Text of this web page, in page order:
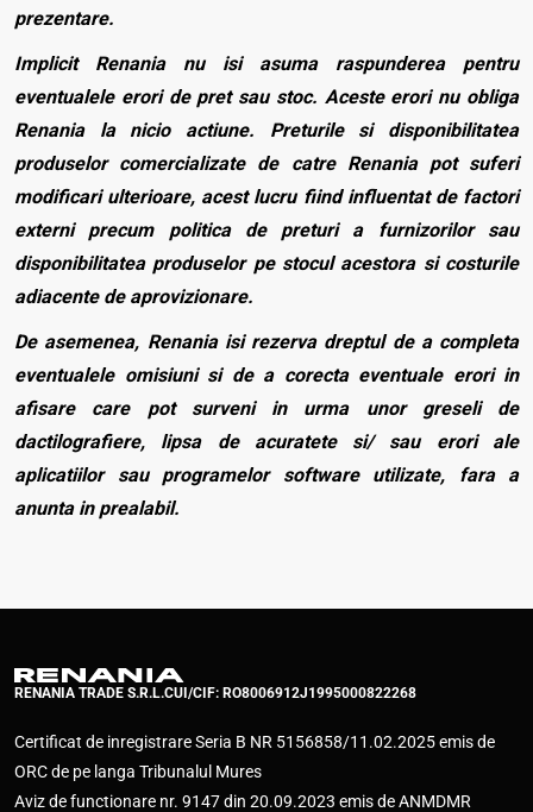
prezentare.
Implicit Renania nu isi asuma raspunderea pentru
eventualele erori de pret sau stoc. Aceste erori nu obliga
Renania la nicio actiune. Preturile si disponibilitatea
produselor comercializate de catre Renania pot suferi
modificari ulterioare, acest lucru fiind influentat de factori
externi precum politica de preturi a furnizorilor sau
disponibilitatea produselor pe stocul acestora si costurile
adiacente de aprovizionare.
De asemenea, Renania isi rezerva dreptul de a completa
eventualele omisiuni si de a corecta eventuale erori in
afisare care pot surveni in urma unor greseli de
dactilografiere, lipsa de acuratete si/ sau erori ale
aplicatiilor sau programelor software utilizate, fara a
anunta in prealabil.
RENANIA TRADE S.R.L.CUI/CIF: RO8006912J1995000822268
Certificat de inregistrare Seria B NR 5156858/11.02.2025 emis de
ORC de pe langa Tribunalul Mures
Aviz de functionare nr. 9147 din 20.09.2023 emis de ANMDMR